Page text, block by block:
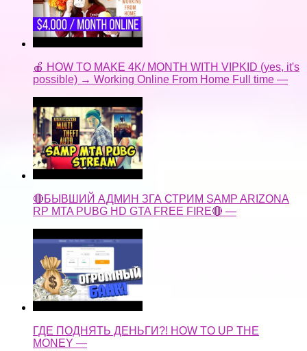
🍎 HOW TO MAKE 4K/ MONTH WITH VIPKID (yes, it's
possible) → Working Online From Home Full time —
🔴БЫВШИЙ АДМИН ЗГА СТРИМ SAMP ARIZONA
RP MTA PUBG HD GTA FREE FIRE🔴 —
ГДЕ ПОДНЯТЬ ДЕНЬГИ?! HOW TO UP THE
MONEY —